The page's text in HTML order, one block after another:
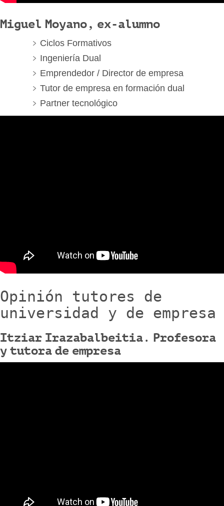
Miguel Moyano, ex-alumno
Ciclos Formativos
Ingeniería Dual
Emprendedor / Director de empresa
Tutor de empresa en formación dual
Partner tecnológico
Opinión tutores de
universidad y de empresa
Itziar Irazabalbeitia. Profesora
y tutora de empresa